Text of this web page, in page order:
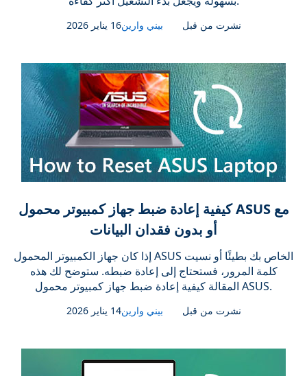
نشرت من قبل بيني وارين16 يناير 2026
كيفية إعادة ضبط جهاز كمبيوتر محمول ASUS مع
أو بدون فقدان البيانات
إذا كان جهاز الكمبيوتر المحمول ASUS الخاص بك بطيئًا أو نسيت
كلمة المرور، فستحتاج إلى إعادة ضبطه. ستوضح لك هذه
المقالة كيفية إعادة ضبط جهاز كمبيوتر محمول ASUS.
نشرت من قبل بيني وارين14 يناير 2026